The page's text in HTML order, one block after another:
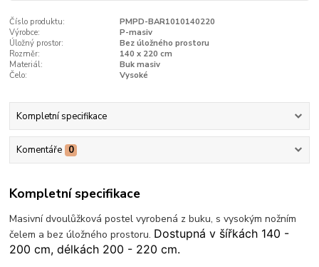
Číslo produktu:
PMPD-BAR1010140220
Výrobce:
P-masiv
Úložný prostor:
Bez úložného prostoru
Rozměr:
140 x 220 cm
Materiál:
Buk masiv
Čelo:
Vysoké
Kompletní specifikace
Komentáře 0
Kompletní specifikace
Masivní dvoulůžková postel vyrobená z buku, s vysokým nožním
čelem a bez úložného prostoru. Dostupná v šířkách 140 -
200 cm, délkách 200 - 220 cm.